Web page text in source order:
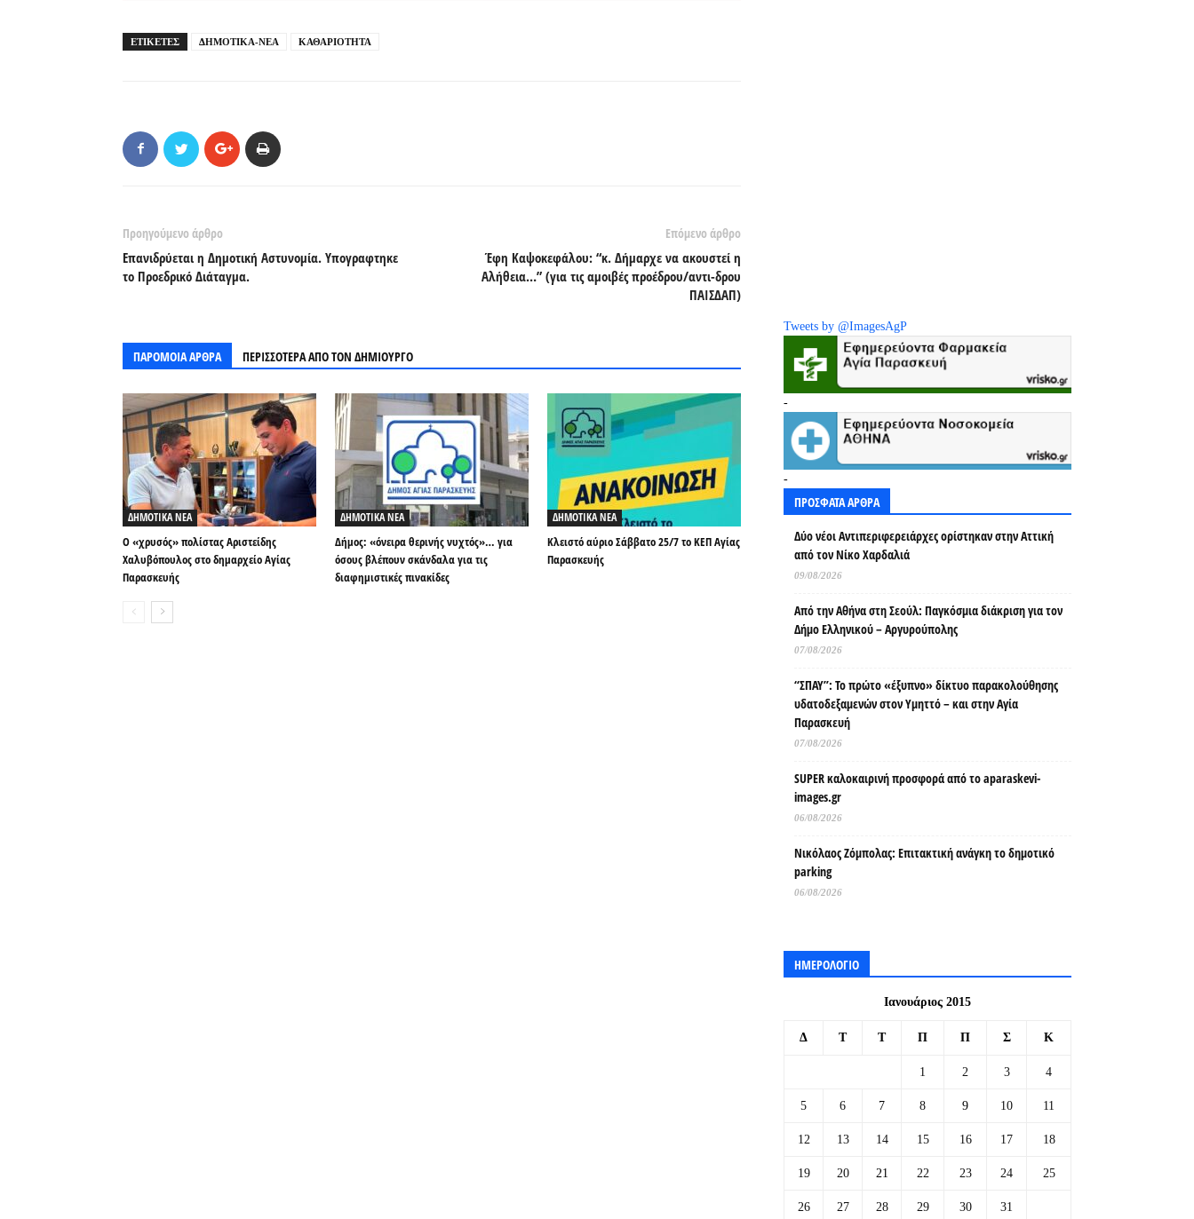
ΕΤΙΚΕΤΕΣ ΔΗΜΟΤΙΚΑ-ΝΕΑ ΚΑΘΑΡΙΟΤΗΤΑ
Προηγούμενο άρθρο
Επανιδρύεται η Δημοτική Αστυνομία. Υπογραφτηκε
το Προεδρικό Διάταγμα.
Επόμενο άρθρο
Έφη Καψοκεφάλου: “κ. Δήμαρχε να ακουστεί η
Αλήθεια…” (για τις αμοιβές προέδρου/αντι-δρου
ΠΑΙΣΔΑΠ)
ΠΑΡΟΜΟΙΑ ΑΡΘΡΑ ΠΕΡΙΣΣΟΤΕΡΑ ΑΠΟ ΤΟΝ ΔΗΜΙΟΥΡΓΟ
ΔΗΜΟΤΙΚΑ ΝΕΑ
Ο «χρυσός» πολίστας Αριστείδης
Χαλυβόπουλος στο δημαρχείο Αγίας
Παρασκευής
ΔΗΜΟΤΙΚΑ ΝΕΑ
Δήμος: «όνειρα θερινής νυχτός»… για
όσους βλέπουν σκάνδαλα για τις
διαφημιστικές πινακίδες
ΔΗΜΟΤΙΚΑ ΝΕΑ
Κλειστό αύριο Σάββατο 25/7 το ΚΕΠ Αγίας
Παρασκευής
Tweets by @ImagesAgP
-
-
ΠΡΟΣΦΑΤΑ ΑΡΘΡΑ
Δύο νέοι Αντιπεριφερειάρχες ορίστηκαν στην Αττική
από τον Νίκο Χαρδαλιά
09/08/2026
Από την Αθήνα στη Σεούλ: Παγκόσμια διάκριση για τον
Δήμο Ελληνικού – Αργυρούπολης
07/08/2026
“ΣΠΑΥ”: Το πρώτο «έξυπνο» δίκτυο παρακολούθησης
υδατοδεξαμενών στον Υμηττό – και στην Αγία
Παρασκευή
07/08/2026
SUPER καλοκαιρινή προσφορά από το aparaskevi-
images.gr
06/08/2026
Νικόλαος Ζόμπολας: Επιτακτική ανάγκη το δημοτικό
parking
06/08/2026
ΗΜΕΡΟΛΟΓΙΟ
Ιανουάριος 2015
Δ Τ Τ Π Π Σ Κ
1 2 3 4
5 6 7 8 9 10 11
12 13 14 15 16 17 18
19 20 21 22 23 24 25
26 27 28 29 30 31